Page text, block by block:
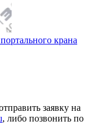
крана
заявку на
, либо позвонить по